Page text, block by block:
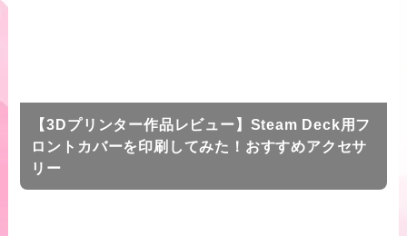
【3Dプリンター作品レビュー】Steam Deck用フ
ロントカバーを印刷してみた！おすすめアクセサ
リー